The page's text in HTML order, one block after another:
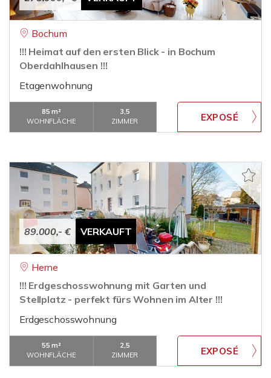
Bochum
!!! Heimat auf den ersten Blick - in Bochum
Oberdahlhausen !!!
Etagenwohnung
85 m²
WOHNFLÄCHE
3,5
ZIMMER
89.000,- € VERKAUFT
Herne
!!! Erdgeschosswohnung mit Garten und
Stellplatz - perfekt fürs Wohnen im Alter !!!
Erdgeschosswohnung
55 m²
WOHNFLÄCHE
2,5
ZIMMER